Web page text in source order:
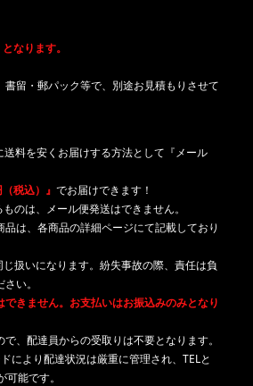
なります。
書留・郵パック等で、別途お見積もりさせて
料を安くお届けする方法として『メール
税込）』 でお届けできます！
のは、メール便発送はできません。
品は、各商品の詳細ページにて記載しており
扱いになります。紛失事故の際、責任は負
い。
できません。お支払いはお振込みのみとなり
で、配達員からの受取りは不要となります。
により配達状況は厳重に管理され、TELと
能です。